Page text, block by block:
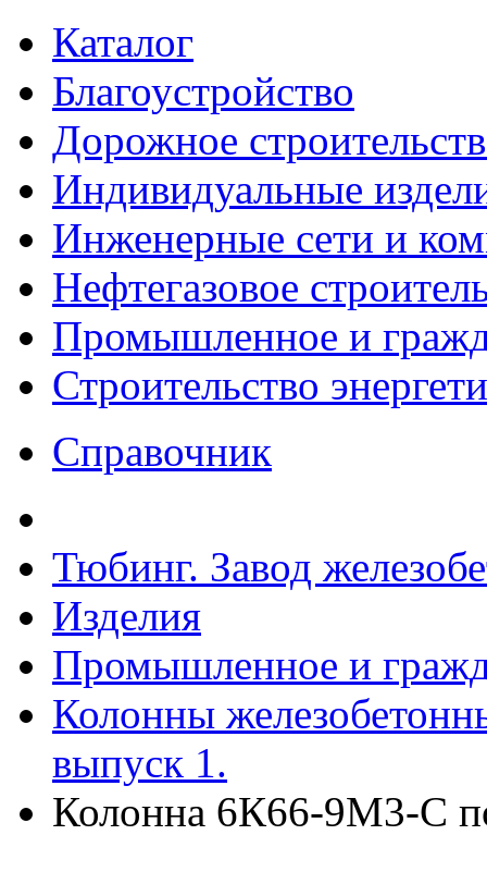
Каталог
Благоустройство
Дорожное
Индивидуальные
Инженерные сети и
Нефтегазовое
Промышленное и
Строительство
Справочник
Тюбинг. Завод
Изделия
Промышленное и
Колонны
выпуск 1.
Колонна 6К66-9М3-С